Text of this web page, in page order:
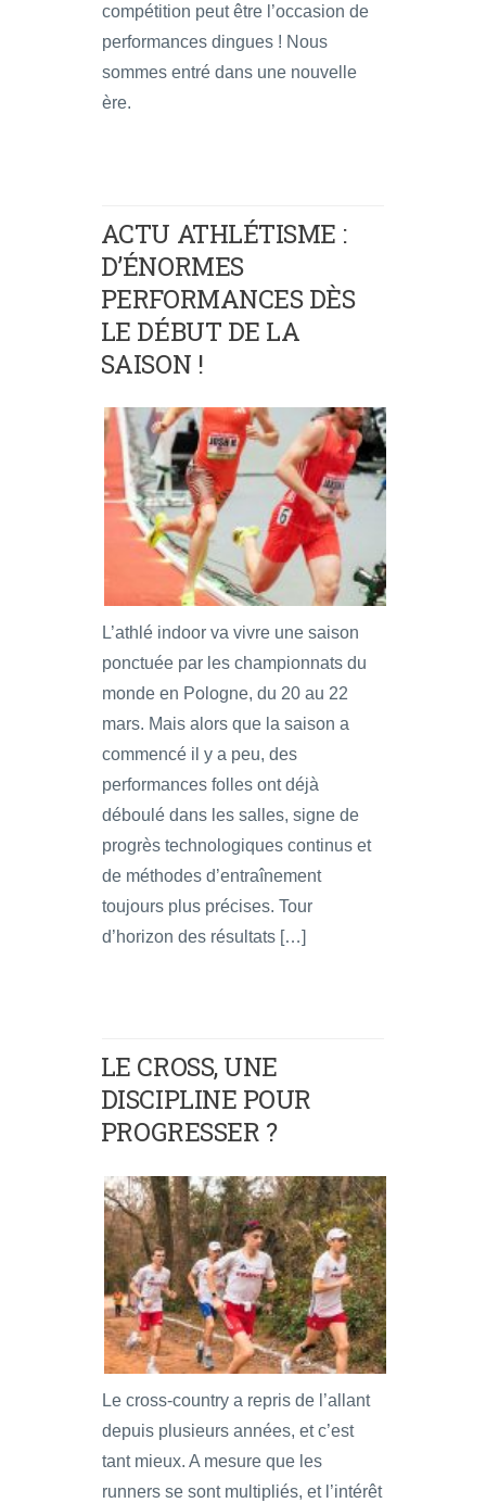
compétition peut être l’occasion de
performances dingues ! Nous
sommes entré dans une nouvelle
ère.
ACTU ATHLÉTISME :
D’ÉNORMES
PERFORMANCES DÈS
LE DÉBUT DE LA
SAISON !
L’athlé indoor va vivre une saison
ponctuée par les championnats du
monde en Pologne, du 20 au 22
mars. Mais alors que la saison a
commencé il y a peu, des
performances folles ont déjà
déboulé dans les salles, signe de
progrès technologiques continus et
de méthodes d’entraînement
toujours plus précises. Tour
d’horizon des résultats […]
LE CROSS, UNE
DISCIPLINE POUR
PROGRESSER ?
Le cross-country a repris de l’allant
depuis plusieurs années, et c’est
tant mieux. A mesure que les
runners se sont multipliés, et l’intérêt